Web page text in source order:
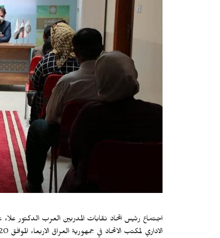
اجتماع رئيس اتحاد نقابات المدربين العرب الدكتور علاء
الاداري لمكتب الاتحاد في جمهورية العراق الاربعاء الموافق 18/6/2020